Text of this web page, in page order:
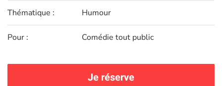
Thématique : Humour
Pour : Comédie tout public
Je réserve